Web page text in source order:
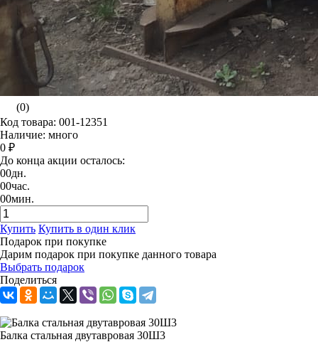
(0)
Код товара: 001-12351
Наличие: много
0 ₽
До конца акции осталось:
00дн.
00час.
00мин.
Купить Купить в один клик
Подарок при покупке
Дарим подарок при покупке данного товара
Выбрать подарок
Поделиться
Балка стальная двутавровая 30Ш3